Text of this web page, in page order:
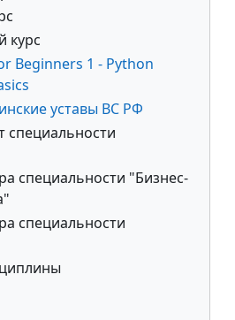
курс
Beginners 1 - Python
уставы ВС РФ
специальности
специальности "Бизнес-
специальности